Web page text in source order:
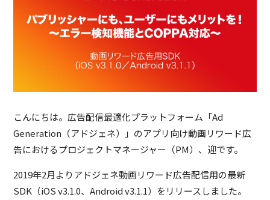
こんにちは。広告配信最適化プラットフォーム「Ad
Generation（アドジェネ）」のアプリ向け動画リワード広
告におけるプロジェクトマネージャー（PM）、迎です。
2019年2月よりアドジェネ動画リワード広告配信用の最新
SDK（iOS v3.1.0、Android v3.1.1）をリリースしました。